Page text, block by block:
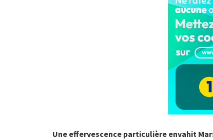
Une effervescence particulière envahit